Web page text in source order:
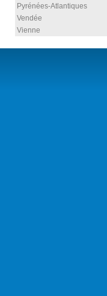
Pyrénées-Atlantiques
Vendée
Vienne